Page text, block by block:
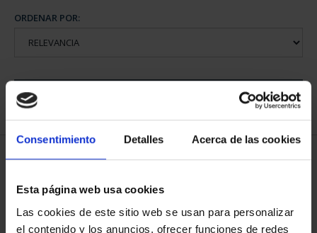
Consentimiento Detalles Acerca de las cookies
Esta página web usa cookies
Las cookies de este sitio web se usan para personalizar
el contenido y los anuncios, ofrecer funciones de redes
ORDENAR POR:
1 Productos encontrados